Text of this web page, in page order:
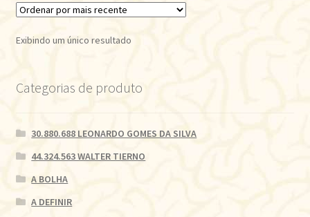
Exibindo um único resultado
Categorias de produto
30.880.688 LEONARDO GOMES DA SILVA
44.324.563 WALTER TIERNO
A BOLHA
A DEFINIR